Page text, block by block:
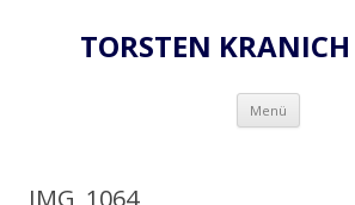
TORSTEN KRANICH
Menü Zum
springen
IMG_1064